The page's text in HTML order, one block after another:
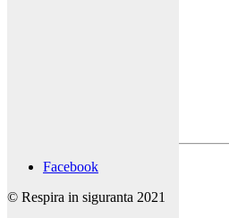
Facebook
© Respira in siguranta 2021